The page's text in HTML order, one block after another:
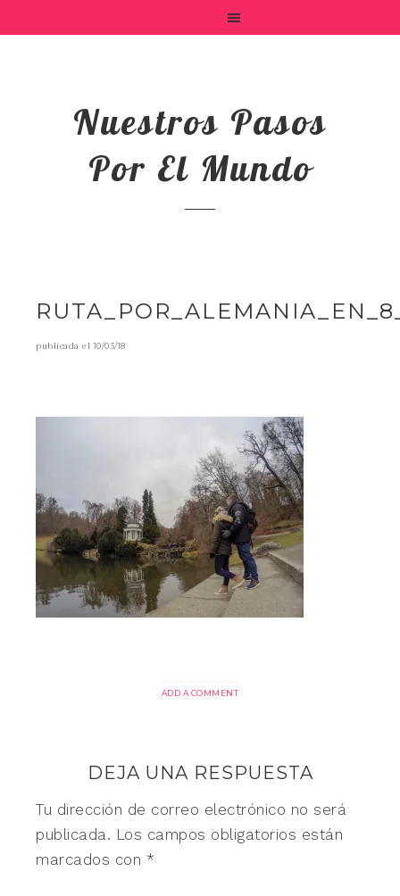
Nuestros Pasos
Por El Mundo
publicada el10/03/18
ADD A COMMENT
DEJA UNA RESPUESTA
Tu dirección de correo electrónico no será
publicada. Los campos obligatorios están
marcados con *